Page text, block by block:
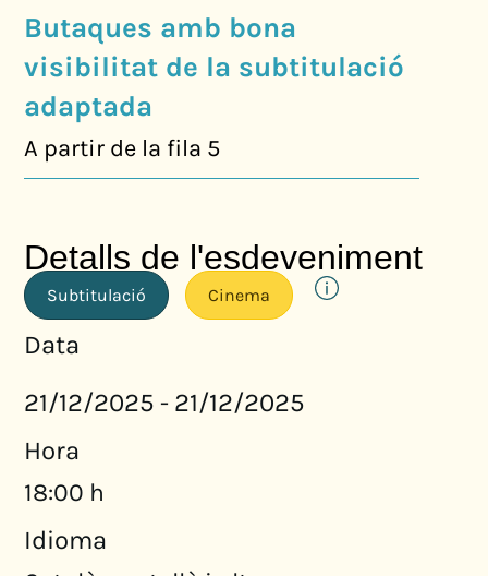
Butaques amb bona
visibilitat de la subtitulació
adaptada
A partir de la fila 5
Detalls de l'esdeveniment
Subtitulació Cinema
Data
21/12/2025 - 21/12/2025
Hora
18:00 h
Idioma